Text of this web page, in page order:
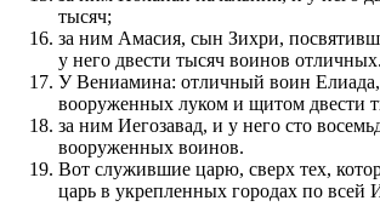
тысяч;
за ним Амасия, сын Зихри,
у него двести тысяч воинов отличных.
У Вениамина: отличный воин
вооруженных луком и щитом двести
за ним Иегозавад, и у него сто
вооруженных воинов.
Вот служившие царю, сверх тех,
царь в укрепленных городах по всей